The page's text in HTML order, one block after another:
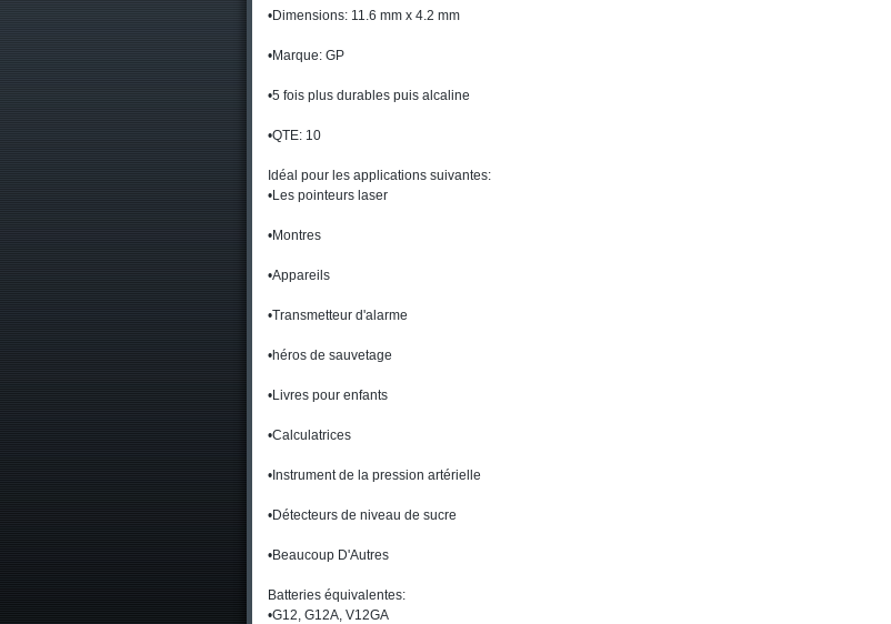
•Dimensions: 11.6 mm x 4.2 mm
•Marque: GP
•5 fois plus durables puis alcaline
•QTE: 10
Idéal pour les applications suivantes:
•Les pointeurs laser
•Montres
•Appareils
•Transmetteur d'alarme
•héros de sauvetage
•Livres pour enfants
•Calculatrices
•Instrument de la pression artérielle
•Détecteurs de niveau de sucre
•Beaucoup D'Autres
Batteries équivalentes:
•G12, G12A, V12GA